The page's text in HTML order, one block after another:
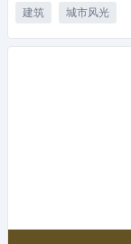
建筑 城市风光